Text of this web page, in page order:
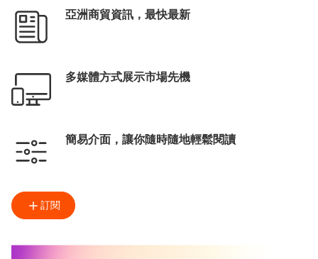
亞洲商貿資訊，最快最新
多媒體方式展示市場先機
簡易介面，讓你隨時隨地輕鬆閱讀
訂閱